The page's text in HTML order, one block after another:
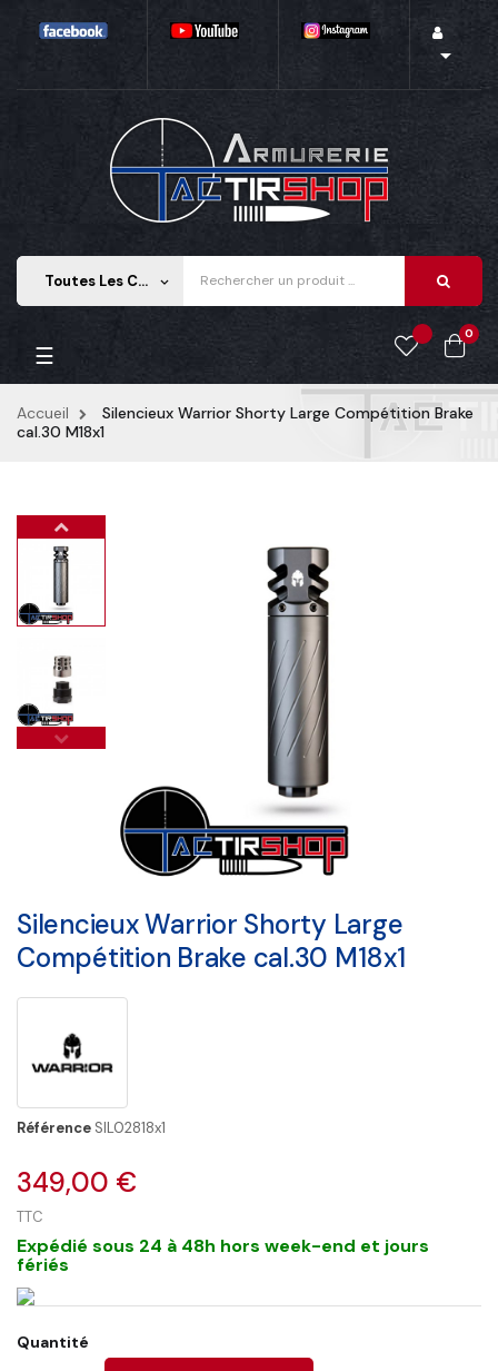

Toutes Les Catégories keyboard_arrow_down
0
Basculer
la
☰
Accueil
Silencieux Warrior Shorty Large Compétition Brake
cal.30 M18x1
Silencieux Warrior Shorty Large
Compétition Brake cal.30 M18x1
Référence SIL02818x1
349,00 €
TTC
Expédié sous 24 à 48h hors week-end et jours
fériés
Quantité